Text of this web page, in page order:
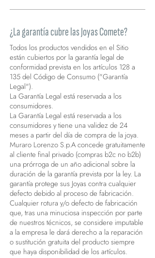
¿La garantía cubre las Joyas Comete?
Todos los productos vendidos en el Sitio
están cubiertos por la garantía legal de
conformidad prevista en los artículos 128 a
135 del Código de Consumo ("Garantía
Legal").
La Garantía Legal está reservada a los
consumidores.
La Garantía Legal está reservada a los
consumidores y tiene una validez de 24
meses a partir del día de compra de la joya.
Muraro Lorenzo S.p.A concede gratuitamente
al cliente final privado (compras b2c no b2b)
una prórroga de un año adicional sobre la
duración de la garantía prevista por la ley. La
garantía protege sus Joyas contra cualquier
defecto debido al proceso de fabricación.
Cualquier rotura y/o defecto de fabricación
que, tras una minuciosa inspección por parte
de nuestros técnicos, se considere imputable
a la empresa le dará derecho a la reparación
o sustitución gratuita del producto siempre
que haya disponibilidad de los artículos.